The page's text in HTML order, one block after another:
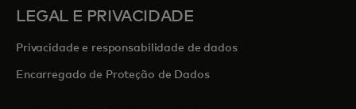
LEGAL E PRIVACIDADE
Privacidade e responsabilidade de dados
Encarregado de Proteção de Dados